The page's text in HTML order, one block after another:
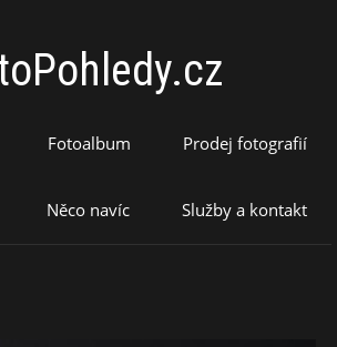
Fotoalbum Prodej fotografií
Něco navíc Služby a kontakt